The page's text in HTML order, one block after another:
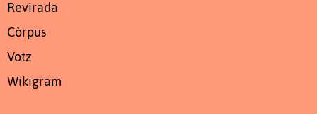
Revirada
Còrpus
Votz
Wikigram